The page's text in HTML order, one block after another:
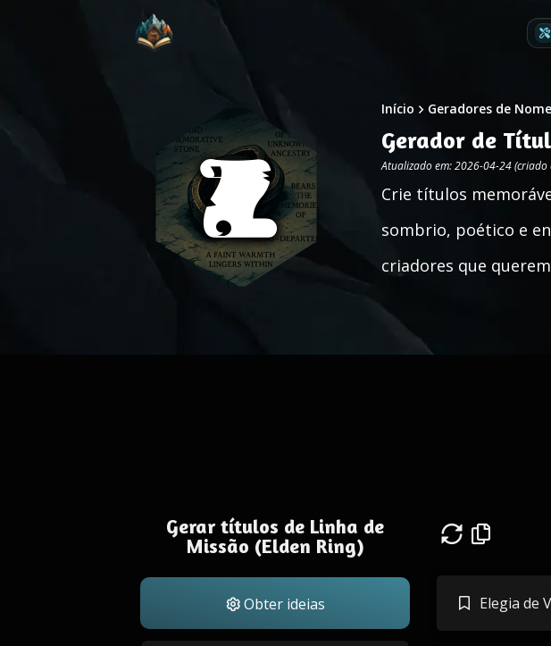
Início Geradores de
Gerador de
Atualizado em: 2026-04-24
Crie títulos
sombrio, poético e
criadores que
Gerar títulos de Linha de
Missão (Elden Ring)
Obter ideias Elegia de